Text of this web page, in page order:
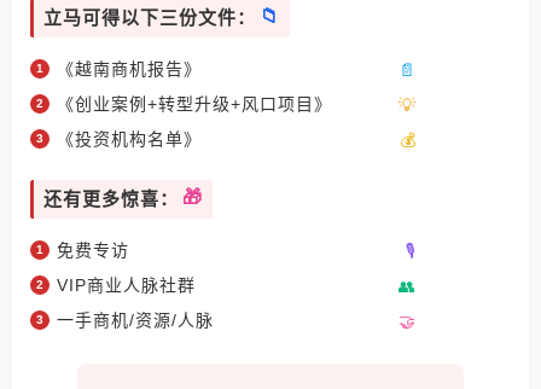
立马可得以下三份文件：
《越南商机报告》
《创业案例+转型升级+风口项目》
《投资机构名单》
还有更多惊喜：
免费专访
VIP商业人脉社群
一手商机/资源/人脉